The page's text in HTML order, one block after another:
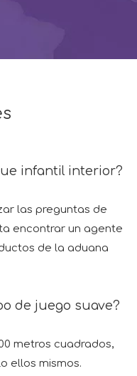
infantil interior?
las preguntas de
encontrar un agente
de la aduana
de juego suave?
metros cuadrados,
ellos mismos.